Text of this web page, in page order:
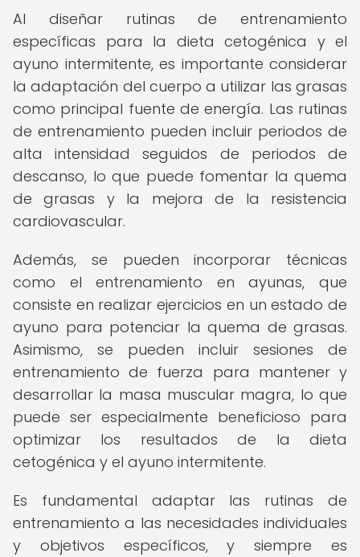
Al diseñar rutinas de entrenamiento
específicas para la dieta cetogénica y el
ayuno intermitente, es importante considerar
la adaptación del cuerpo a utilizar las grasas
como principal fuente de energía. Las rutinas
de entrenamiento pueden incluir periodos de
alta intensidad seguidos de periodos de
descanso, lo que puede fomentar la quema
de grasas y la mejora de la resistencia
cardiovascular.
Además, se pueden incorporar técnicas
como el entrenamiento en ayunas, que
consiste en realizar ejercicios en un estado de
ayuno para potenciar la quema de grasas.
Asimismo, se pueden incluir sesiones de
entrenamiento de fuerza para mantener y
desarrollar la masa muscular magra, lo que
puede ser especialmente beneficioso para
optimizar los resultados de la dieta
cetogénica y el ayuno intermitente.
Es fundamental adaptar las rutinas de
entrenamiento a las necesidades individuales
y objetivos específicos, y siempre es